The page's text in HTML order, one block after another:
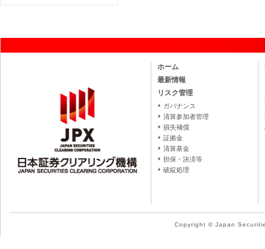
ホーム
最新情報
リスク管理
ガバナンス
清算参加者管理
損失補償
証拠金
清算基金
担保・決済等
破綻処理
Copyright © Japan